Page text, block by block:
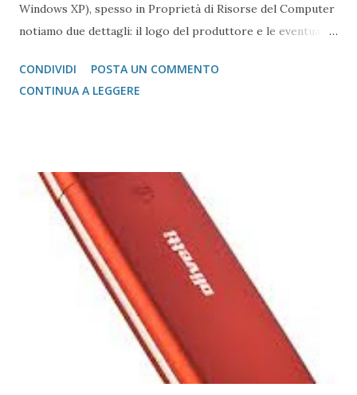
Windows XP), spesso in Proprietà di Risorse del Computer
notiamo due dettagli: il logo del produttore e le eventuali
reinstallare il sistema, questi dati (se non si è usato un CD
di Ripristino) sono andati persi. Ma quali sono i file in gioco
%WinDir%\System32 ed i file si devono chiamare
OEMLOGO.BMP ed OEMINFO.INI Il file OEMLOGO.BMP
deve essere grande al massimo 180 x 115 pixel Il file
OEMINFO.INI deve essere strutturato nel seguente modo:
[General] Manufacturer=GIOVANNI DI CECCA
Model=http://www.dicecca.net [Support Information]
line1="Sistema gestito da" line2="" line3="Giovanni DI
CONDIVIDI
POSTA UN COMMENTO
CONTINUA A LEGGERE